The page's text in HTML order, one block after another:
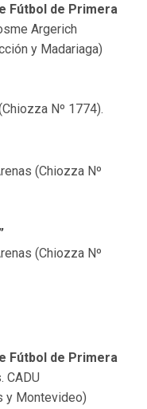
Fútbol de Primera
Argerich
y Madariaga)
Nº 1774).
(Chiozza Nº
(Chiozza Nº
Fútbol de Primera
CADU
y Montevideo)